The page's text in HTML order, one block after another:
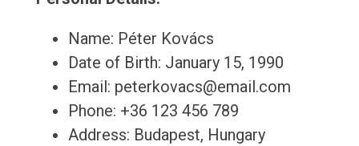
Name: Péter Kovács
Date of Birth: January 15, 1990
Email: peterkovacs@email.com
Phone: +36 123 456 789
Address: Budapest, Hungary